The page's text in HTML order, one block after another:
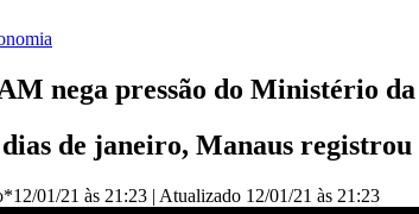
nega pressão do Ministério
de janeiro, Manaus
12/01/21 às 21:23 | Atualizado 12/01/21 às 21:23